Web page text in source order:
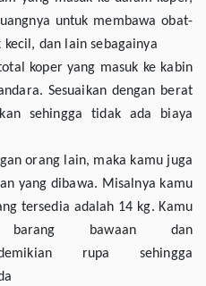
untuk membawa obat-
dan lain sebagainya
koper yang masuk ke kabin
Sesuaikan dengan berat
sehingga tidak ada biaya
orang lain, maka kamu juga
yang dibawa. Misalnya kamu
tersedia adalah 14 kg. Kamu
barang bawaan dan
rupa sehingga